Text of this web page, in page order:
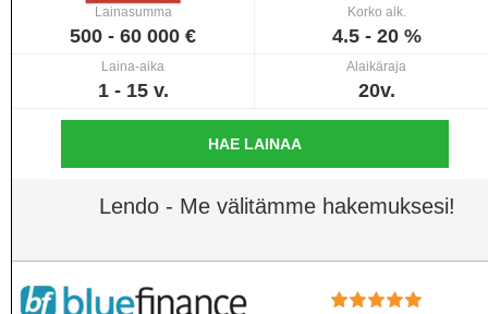
Lainasumma
500 - 60 000 €
Korko alk.
4.5 - 20 %
Laina-aika
1 - 15 v.
Alaikäraja
20v.
HAE LAINAA
Lendo - Me välitämme hakemuksesi!